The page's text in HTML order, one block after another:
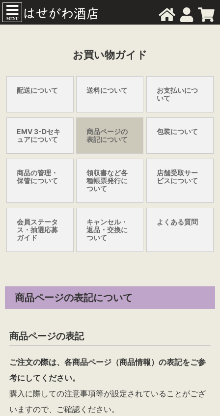
MENU
お買い物ガイド
配送について 送料について
お支払いにつ
いて
EMV 3-Dセキ
ュアについて
商品ページの
表記について
包装について
商品の管理・
保管について
領収書など各
種帳票発行に
ついて
店舗受取サー
ビスについて
会員ステータ
ス・抽選応募
ガイド
キャンセル・
返品・交換に
ついて
よくある質問
商品ページの表記について
商品ページの表記
ご注文の際は、各商品ページ（商品情報）の表記をご参
考にしてください。
購入に際しての注意事項等が設定されていることがござ
いますので、ご確認ください。